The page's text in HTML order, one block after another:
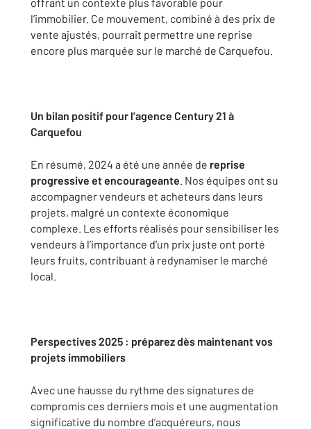
l’immobilier. Ce mouvement, combiné à des prix de
vente ajustés, pourrait permettre une reprise
encore plus marquée sur le marché de Carquefou.
Un bilan positif pour l’agence Century 21 à
Carquefou
En résumé, 2024 a été une année de reprise
progressive et encourageante. Nos équipes ont su
accompagner vendeurs et acheteurs dans leurs
projets, malgré un contexte économique
complexe. Les efforts réalisés pour sensibiliser les
vendeurs à l’importance d’un prix juste ont porté
leurs fruits, contribuant à redynamiser le marché
local.
Perspectives 2025 : préparez dès maintenant vos
projets immobiliers
Avec une hausse du rythme des signatures de
compromis ces derniers mois et une augmentation
significative du nombre d’acquéreurs, nous